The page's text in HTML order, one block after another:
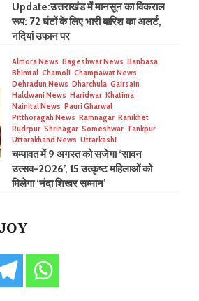
Update:उत्तराखंड में मानसून का विकराल
रूप: 72 घंटों के लिए भारी बारिश का अलर्ट,
नदियां उफान पर
Almora News Bageshwar News Banbasa
Bhimtal Chamoli Champawat News
Dehradun News Dharchula Gairsain
Haldwani News Haridwar Khatima
Nainital News Pauri Gharwal
Pitthoragah News Ramnagar Ranikhet
Rudrpur Shrinagar Someshwar Tankpur
Uttarakhand News Uttarkashi
चम्पावत में 9 अगस्त को सजेगा ‘सावन
उत्सव-2026’, 15 उत्कृष्ट महिलाओं को
मिलेगा ‘नंदा शिखर सम्मान’